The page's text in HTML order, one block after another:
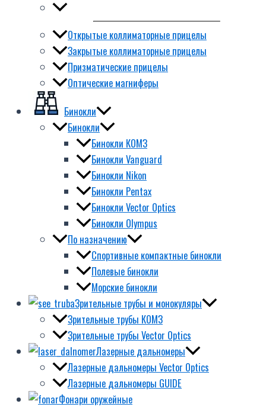
Открытые коллиматорные прицелы
Закрытые коллиматорные прицелы
Призматические прицелы
Оптические магниферы
Бинокли
Бинокли
Бинокли КОМЗ
Бинокли Vanguard
Бинокли Nikon
Бинокли Pentax
Бинокли Vector Optics
Бинокли Olympus
По назначению
Спортивные компактные бинокли
Полевые бинокли
Морские бинокли
Зрительные трубы и монокуляры
Зрительные трубы КОМЗ
Зрительные трубы Vector Optics
Лазерные дальномеры
Лазерные дальномеры Vector Optics
Лазерные дальномеры GUIDE
Фонари оружейные